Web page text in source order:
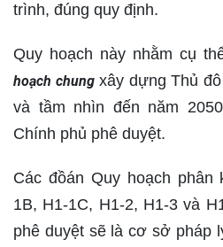
trình, đúng quy định.
Quy hoạch này nhằm cụ
hoạch chungxây dựng Thủ
và tầm nhìn đến năm
Chính phủ phê duyệt.
Các đồán Quy hoạch phân
1B, H1-1C, H1-2, H1-3 và
phê duyệt sẽ là cơ sở pháp